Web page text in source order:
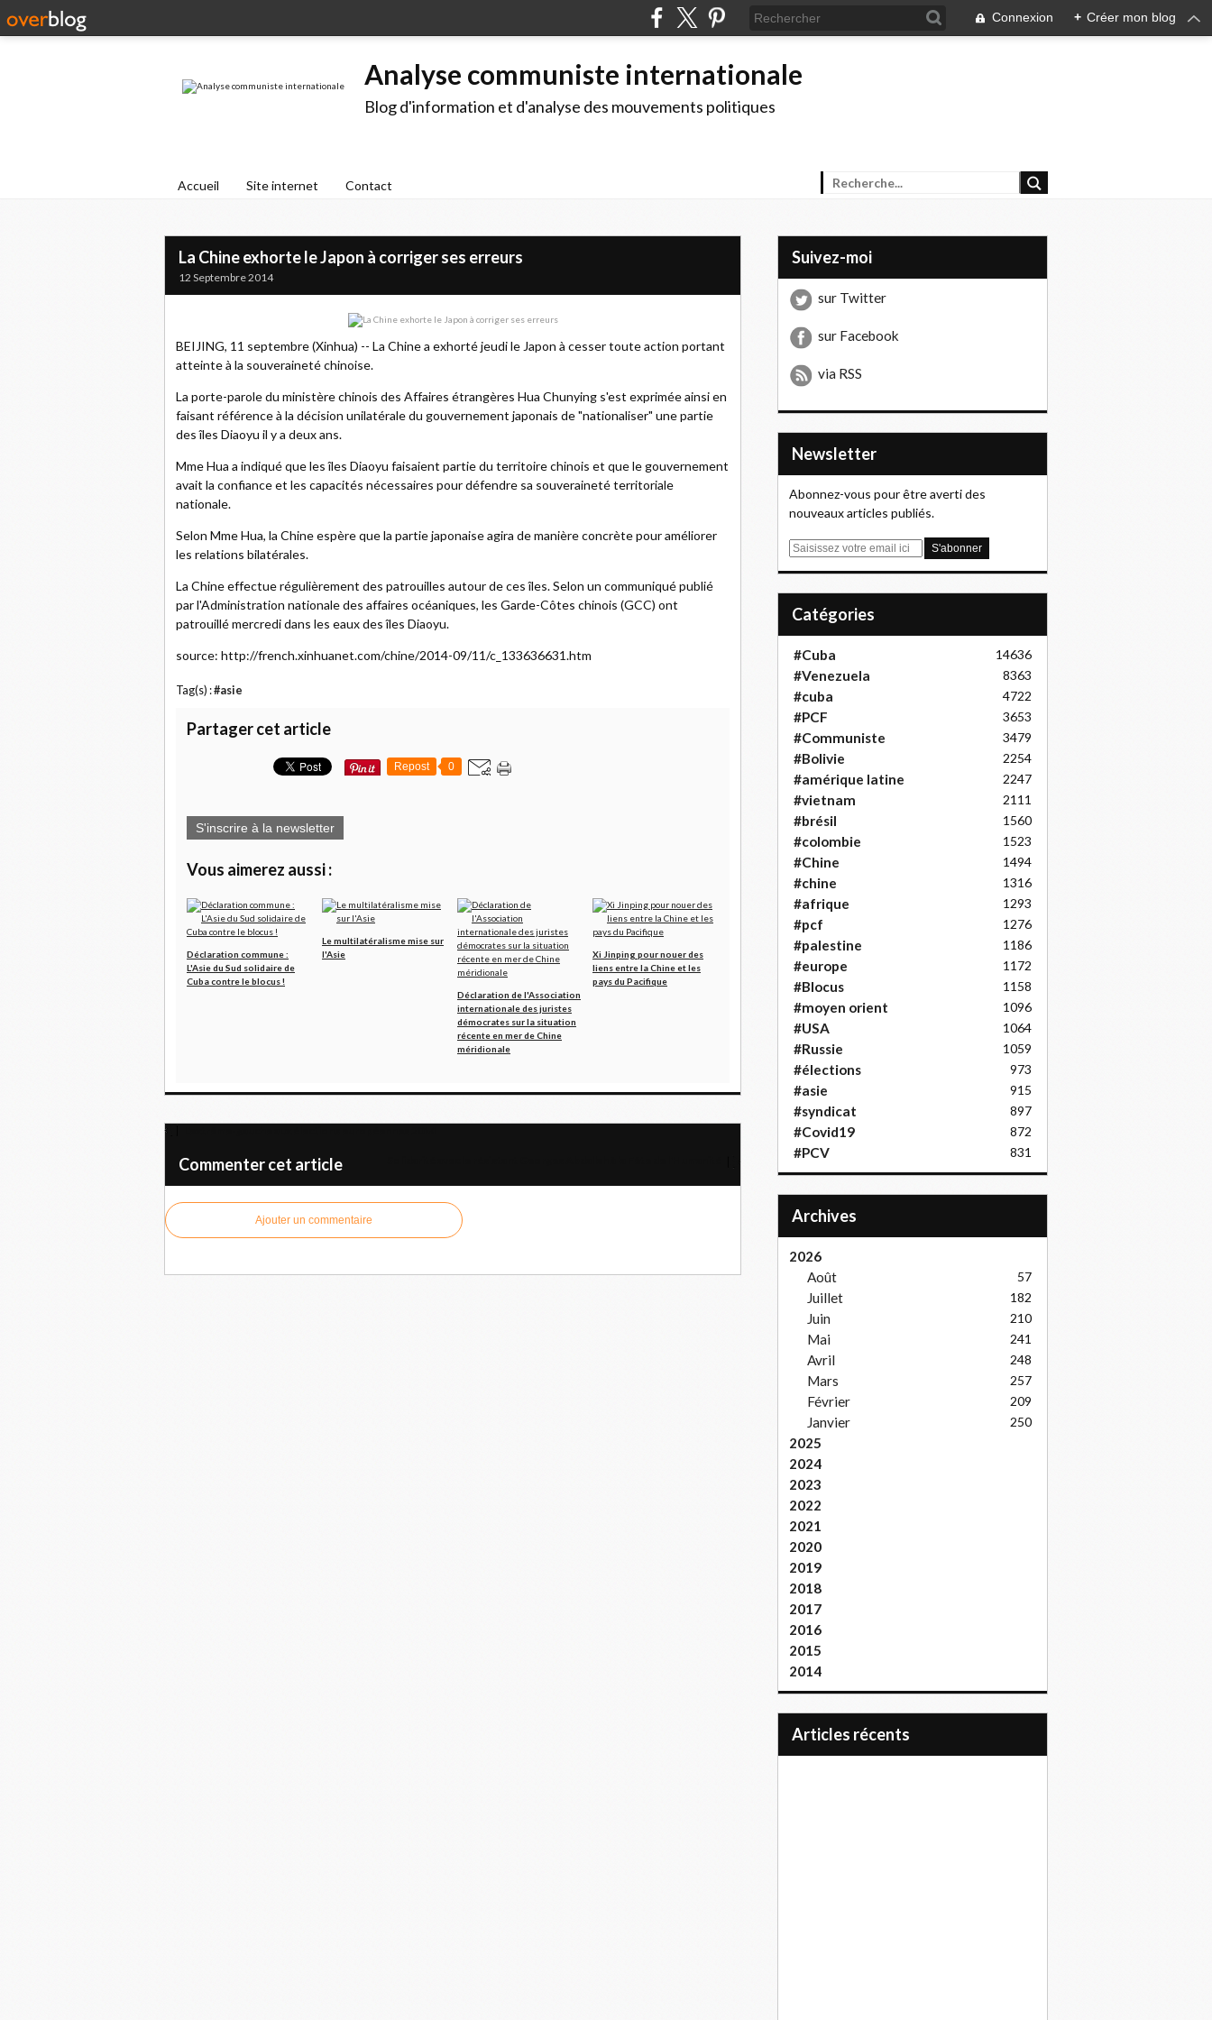
Connexion + Créer mon blog
Analyse communiste internationale
Blog d'information et d'analyse des mouvements politiques
Accueil Site internet Contact
La Chine exhorte le Japon à corriger ses erreurs
12 Septembre 2014
BEIJING, 11 septembre (Xinhua) -- La Chine a exhorté jeudi le Japon à cesser toute action portant
atteinte à la souveraineté chinoise.
La porte-parole du ministère chinois des Affaires étrangères Hua Chunying s'est exprimée ainsi en
faisant référence à la décision unilatérale du gouvernement japonais de "nationaliser" une partie
des îles Diaoyu il y a deux ans.
Mme Hua a indiqué que les îles Diaoyu faisaient partie du territoire chinois et que le gouvernement
avait la confiance et les capacités nécessaires pour défendre sa souveraineté territoriale
nationale.
Selon Mme Hua, la Chine espère que la partie japonaise agira de manière concrète pour améliorer
les relations bilatérales.
La Chine effectue régulièrement des patrouilles autour de ces îles. Selon un communiqué publié
par l'Administration nationale des affaires océaniques, les Garde-Côtes chinois (GCC) ont
patrouillé mercredi dans les eaux des îles Diaoyu.
source: http://french.xinhuanet.com/chine/2014-09/11/c_133636631.htm
Tag(s) :#asie
Partager cet article
Repost 0
S'inscrire à la newsletter
Vous aimerez aussi :
Déclaration commune :
L'Asie du Sud solidaire de
Cuba contre le blocus !
Le multilatéralisme mise sur
l'Asie
Déclaration de l'Association
internationale des juristes
démocrates sur la situation
récente en mer de Chine
méridionale
Xi Jinping pour nouer des
liens entre la Chine et les
pays du Pacifique
Commenter cet article
Ajouter un commentaire
Suivez-moi
sur Twitter
sur Facebook
via RSS
Newsletter
Abonnez-vous pour être averti des
nouveaux articles publiés.
E
Catégories
#Cuba 14636
#Venezuela 8363
#cuba 4722
#PCF 3653
#Communiste 3479
#Bolivie 2254
#amérique latine 2247
#vietnam 2111
#brésil 1560
#colombie 1523
#Chine 1494
#chine 1316
#afrique 1293
#pcf 1276
#palestine 1186
#europe 1172
#Blocus 1158
#moyen orient 1096
#USA 1064
#Russie 1059
#élections 973
#asie 915
#syndicat 897
#Covid19 872
#PCV 831
Archives
2026
Août
57
Juillet 182
Juin 210
Mai 241
Avril 248
Mars 257
Février 209
Janvier 250
2025
2024
2023
2022
2021
2020
2019
2018
2017
2016
2015
2014
articles récents